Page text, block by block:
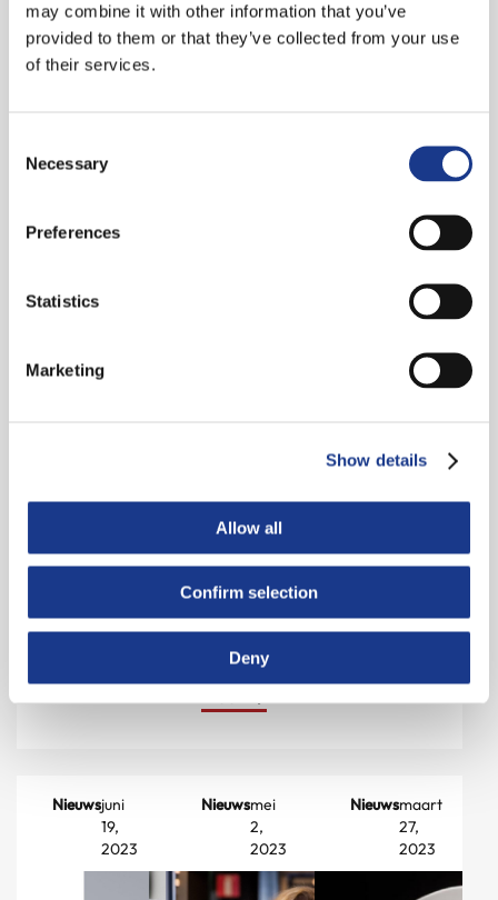
may combine it with other information that you’ve
provided to them or that they’ve collected from your use
of their services.
Selection
Necessary
Preferences
Statistics
Marketing
Show details
Allow all
Confirm selection
Deny
Techniekdag
23
2023 is
zover.
aanwezig
meer
Eenvoudiger
onderhoud
voortdurend
Lees
Autronica
zichzelf
brandveiligheid
gebouw
verhogen
Lees
Nieuwsjuni
19,
2023
Nieuwsmei
2,
2023
Nieuwsmaart
27,
2023